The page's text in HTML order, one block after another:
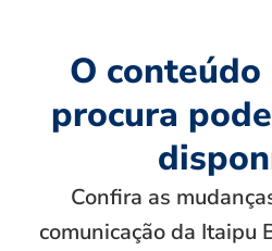
O conteúdo
procura
Confira as
comunicação da Itaipu